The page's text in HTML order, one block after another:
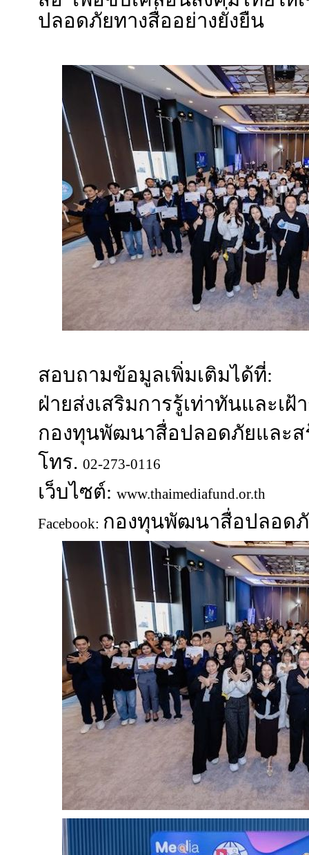
ปลอดภัยทางสื่ออย่างยั่งยืน
สอบถามข้อมูลเพิ่มเติมได้ที่:
ฝ่ายส่งเสริมการรู้เท่าทันและเฝ้
กองทุนพัฒนาสื่อปลอดภัยและส
โทร. 02-273-0116
เว็บไซต์: www.thaimediafund.or.th
Facebook: กองทุนพัฒนาสื่อปลอด